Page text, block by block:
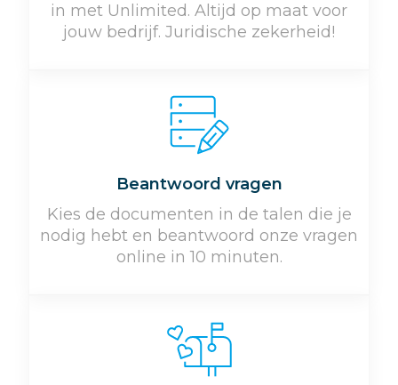
in met Unlimited. Altijd op maat voor
jouw bedrijf. Juridische zekerheid!
Beantwoord vragen
Kies de documenten in de talen die je
nodig hebt en beantwoord onze vragen
online in 10 minuten.